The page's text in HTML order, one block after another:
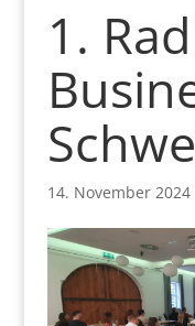
1.
14. November 2024